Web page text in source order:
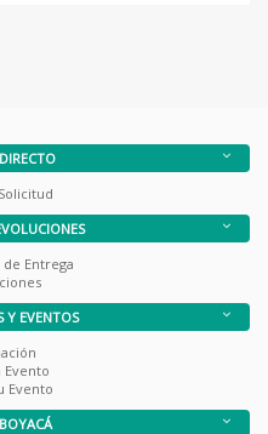
Entrega
Y EVENTOS
Evento
Evento